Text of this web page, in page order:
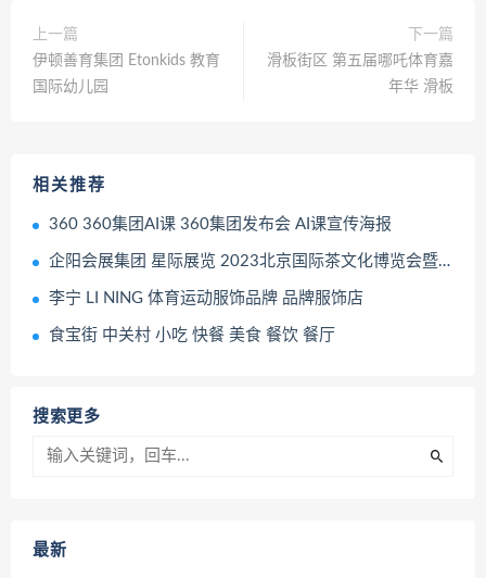
上一篇
伊顿善育集团 Etonkids 教育
国际幼儿园
下一篇
滑板街区 第五届哪吒体育嘉
年华 滑板
相关推荐
360 360集团AI课 360集团发布会 AI课宣传海报
企阳会展集团 星际展览 2023北京国际茶文化博览会暨紫砂茶具工艺精品展海报
李宁 LI NING 体育运动服饰品牌 品牌服饰店
食宝街 中关村 小吃 快餐 美食 餐饮 餐厅
搜索更多
最新